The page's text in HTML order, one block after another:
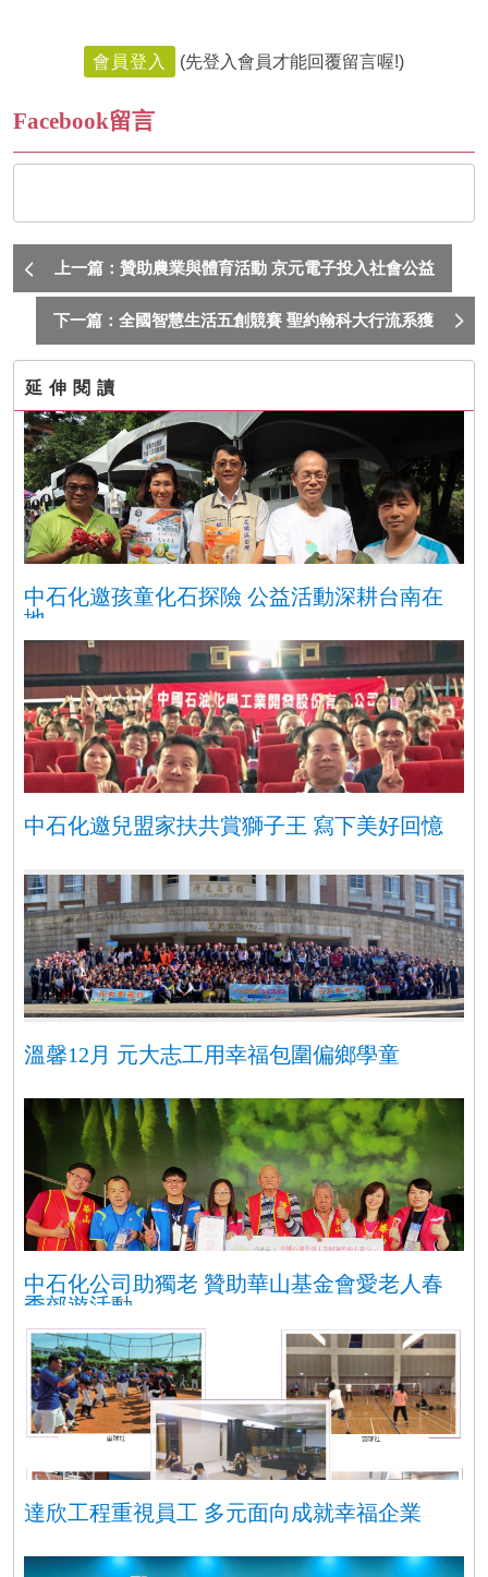
會員登入 (先登入會員才能回覆留言喔!)
Facebook留言
上一篇：贊助農業與體育活動 京元電子投入社會公益
下一篇：全國智慧生活五創競賽 聖約翰科大行流系獲
9項榮譽
延伸閱讀
中石化邀孩童化石探險 公益活動深耕台南在
地
中石化邀兒盟家扶共賞獅子王 寫下美好回憶
溫馨12月 元大志工用幸福包圍偏鄉學童
中石化公司助獨老 贊助華山基金會愛老人春
季郊遊活動
達欣工程重視員工 多元面向成就幸福企業